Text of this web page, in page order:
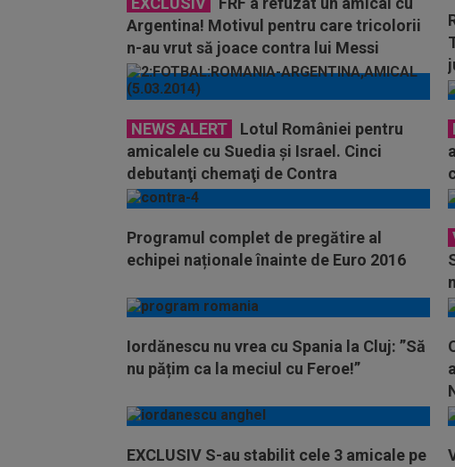
Argentina! Motivul pentru care tricolorii
n-au vrut să joace contra lui Messi
NEWS ALERT
Lotul României pentru
amicalele cu Suedia şi Israel. Cinci
debutanţi chemaţi de Contra
Programul complet de pregătire al
echipei naționale înainte de Euro 2016
Iordănescu nu vrea cu Spania la Cluj: ”Să
nu pățim ca la meciul cu Feroe!”
EXCLUSIV S-au stabilit cele 3 amicale pe